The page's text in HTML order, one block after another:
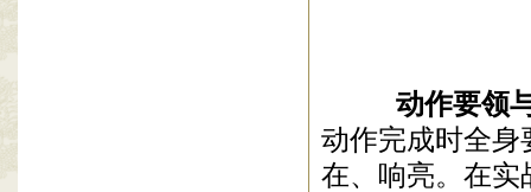
动作要领
动作完成时全身
在、响亮。在实